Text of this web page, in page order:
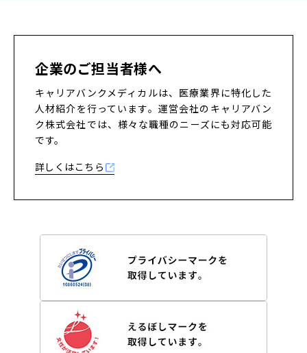
企業のご担当者様へ
キャリアバンクメディカルは、医療業界に特化した
人材紹介を行っています。 運営会社のキャリアバン
ク株式会社では、様々な職種のニーズにも対応可能
です。
詳しくはこちら